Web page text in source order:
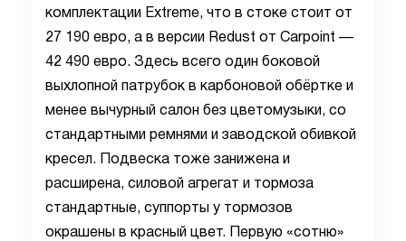
комплектации Extreme, что в стоке стоит от
27 190 евро, а в версии Redust от Carpoint —
42 490 евро. Здесь всего один боковой
выхлопной патрубок в карбоновой обёртке и
менее вычурный салон без цветомузыки, со
стандартными ремнями и заводской обивкой
кресел. Подвеска тоже занижена и
расширена, силовой агрегат и тормоза
стандартные, суппорты у тормозов
окрашены в красный цвет. Первую «сотню»